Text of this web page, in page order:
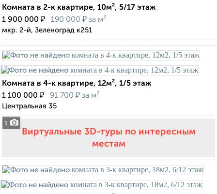
Комната в 2-к квартире, 10м², 5/17 этаж
1 900 000 ₽ 190 000 ₽ за м²
мкр. 2-й, Зеленоград к251
5
Комната в 4-к квартире, 12м², 1/5 этаж
1 100 000 ₽ 91 700 ₽ за м²
Центральная 35
Виртуальные 3D-туры по интересным
местам